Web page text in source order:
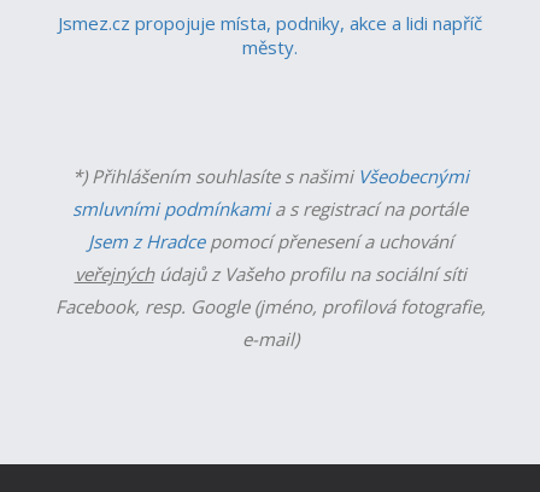
Jsmez.cz propojuje místa, podniky, akce a lidi napříč
městy.
*) Přihlášením souhlasíte s našimi Všeobecnými
smluvními podmínkamia s registrací na portále
Jsem z Hradcepomocí přenesení a uchování
veřejnýchúdajů z Vašeho profilu na sociální síti
Facebook, resp. Google (jméno, profilová fotografie,
e-mail)